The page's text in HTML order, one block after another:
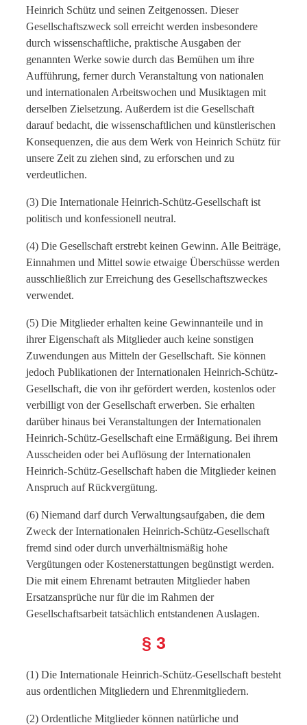
Heinrich Schütz und seinen Zeitgenossen. Dieser
Gesellschaftszweck soll erreicht werden insbesondere
durch wissenschaftliche, praktische Ausgaben der
genannten Werke sowie durch das Bemühen um ihre
Aufführung, ferner durch Veranstaltung von nationalen
und internationalen Arbeitswochen und Musiktagen mit
derselben Zielsetzung. Außerdem ist die Gesellschaft
darauf bedacht, die wissenschaftlichen und künstlerischen
Konsequenzen, die aus dem Werk von Heinrich Schütz für
unsere Zeit zu ziehen sind, zu erforschen und zu
verdeutlichen.
(3) Die Internationale Heinrich-Schütz-Gesellschaft ist
politisch und konfessionell neutral.
(4) Die Gesellschaft erstrebt keinen Gewinn. Alle Beiträge,
Einnahmen und Mittel sowie etwaige Überschüsse werden
ausschließlich zur Erreichung des Gesellschaftszweckes
verwendet.
(5) Die Mitglieder erhalten keine Gewinnanteile und in
ihrer Eigenschaft als Mitglieder auch keine sonstigen
Zuwendungen aus Mitteln der Gesellschaft. Sie können
jedoch Publikationen der Internationalen Heinrich-Schütz-
Gesellschaft, die von ihr gefördert werden, kostenlos oder
verbilligt von der Gesellschaft erwerben. Sie erhalten
darüber hinaus bei Veranstaltungen der Internationalen
Heinrich-Schütz-Gesellschaft eine Ermäßigung. Bei ihrem
Ausscheiden oder bei Auflösung der Internationalen
Heinrich-Schütz-Gesellschaft haben die Mitglieder keinen
Anspruch auf Rückvergütung.
(6) Niemand darf durch Verwaltungsaufgaben, die dem
Zweck der Internationalen Heinrich-Schütz-Gesellschaft
fremd sind oder durch unverhältnismäßig hohe
Vergütungen oder Kostenerstattungen begünstigt werden.
Die mit einem Ehrenamt betrauten Mitglieder haben
Ersatzansprüche nur für die im Rahmen der
Gesellschaftsarbeit tatsächlich entstandenen Auslagen.
§ 3
(1) Die Internationale Heinrich-Schütz-Gesellschaft besteht
aus ordentlichen Mitgliedern und Ehrenmitgliedern.
(2) Ordentliche Mitglieder können natürliche und